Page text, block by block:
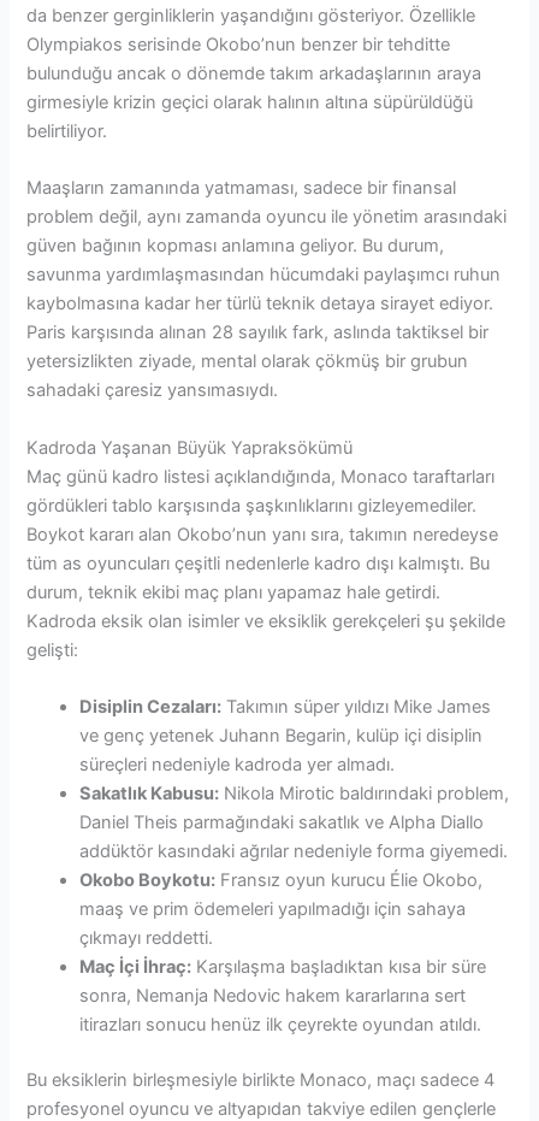
da benzer gerginliklerin yaşandığını gösteriyor. Özellikle
Olympiakos serisinde Okobo’nun benzer bir tehditte
bulunduğu ancak o dönemde takım arkadaşlarının araya
girmesiyle krizin geçici olarak halının altına süpürüldüğü
belirtiliyor.
Maaşların zamanında yatmaması, sadece bir finansal
problem değil, aynı zamanda oyuncu ile yönetim arasındaki
güven bağının kopması anlamına geliyor. Bu durum,
savunma yardımlaşmasından hücumdaki paylaşımcı ruhun
kaybolmasına kadar her türlü teknik detaya sirayet ediyor.
Paris karşısında alınan 28 sayılık fark, aslında taktiksel bir
yetersizlikten ziyade, mental olarak çökmüş bir grubun
sahadaki çaresiz yansımasıydı.
Kadroda Yaşanan Büyük Yapraksökümü
Maç günü kadro listesi açıklandığında, Monaco taraftarları
gördükleri tablo karşısında şaşkınlıklarını gizleyemediler.
Boykot kararı alan Okobo’nun yanı sıra, takımın neredeyse
tüm as oyuncuları çeşitli nedenlerle kadro dışı kalmıştı. Bu
durum, teknik ekibi maç planı yapamaz hale getirdi.
Kadroda eksik olan isimler ve eksiklik gerekçeleri şu şekilde
gelişti:
Disiplin Cezaları: Takımın süper yıldızı Mike James
ve genç yetenek Juhann Begarin, kulüp içi disiplin
süreçleri nedeniyle kadroda yer almadı.
Sakatlık Kabusu: Nikola Mirotic baldırındaki problem,
Daniel Theis parmağındaki sakatlık ve Alpha Diallo
addüktör kasındaki ağrılar nedeniyle forma giyemedi.
Okobo Boykotu: Fransız oyun kurucu Élie Okobo,
maaş ve prim ödemeleri yapılmadığı için sahaya
çıkmayı reddetti.
Maç İçi İhraç: Karşılaşma başladıktan kısa bir süre
sonra, Nemanja Nedovic hakem kararlarına sert
itirazları sonucu henüz ilk çeyrekte oyundan atıldı.
Bu eksiklerin birleşmesiyle birlikte Monaco, maçı sadece 4
profesyonel oyuncu ve altyapıdan takviye edilen gençlerle